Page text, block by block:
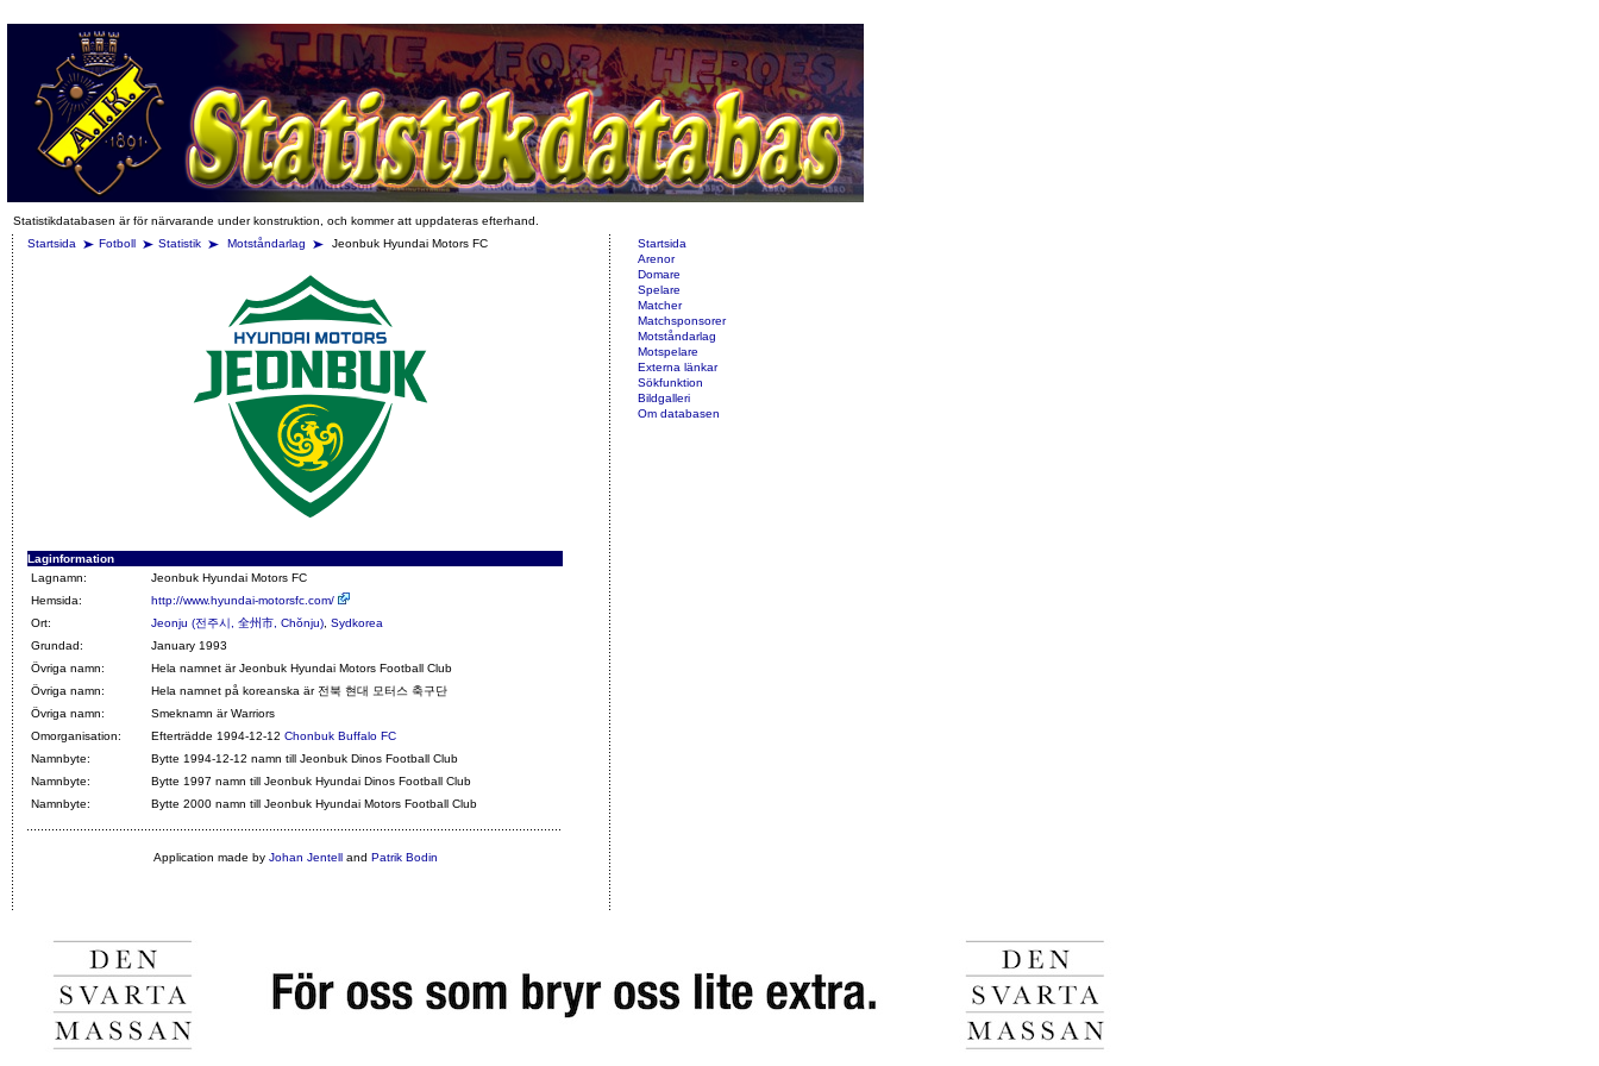
Statistikdatabasen är för närvarande under konstruktion, och kommer att uppdateras efterhand.
Startsida
Fotboll Statistik Motståndarlag Jeonbuk Hyundai Motors FC
Laginformation
Lagnamn:
Jeonbuk Hyundai Motors FC
Hemsida:
http://www.hyundai-motorsfc.com/
Ort:
Jeonju (전주시, 全州市, Chŏnju) Sydkorea
Grundad:
January 1993
Övriga namn:
Hela namnet är Jeonbuk Hyundai Motors Football Club
Övriga namn:
Hela namnet på koreanska är 전북 현대 모터스 축구단
Övriga namn:
Smeknamn är Warriors
Omorganisation:
Efterträdde 1994-12-12 Chonbuk Buffalo FC
Namnbyte:
Bytte 1994-12-12 namn till Jeonbuk Dinos Football Club
Namnbyte:
Bytte 1997 namn till Jeonbuk Hyundai Dinos Football Club
Namnbyte:
Bytte 2000 namn till Jeonbuk Hyundai Motors Football Club
Application made by Johan Jentelland Patrik Bodin
Startsida
Arenor
Domare
Spelare
Matcher
Matchsponsorer
Motståndarlag
Motspelare
Externa länkar
Sökfunktion
Bildgalleri
Om databasen